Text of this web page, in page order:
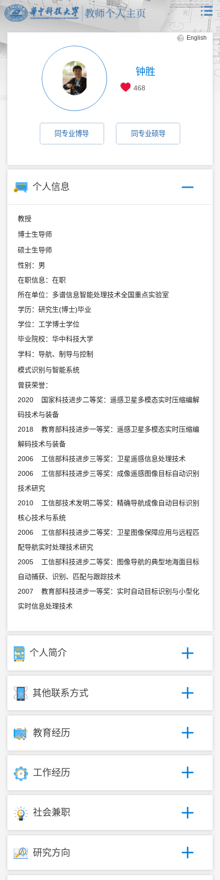
English
钟胜
468
同专业博导 同专业硕导
个人信息
教授
博士生导师
硕士生导师
性别：男
在职信息：在职
所在单位：多谱信息智能处理技术全国重点实验室
学历：研究生(博士)毕业
学位：工学博士学位
毕业院校：华中科技大学
学科：导航、制导与控制
模式识别与智能系统
曾获荣誉：
2020 国家科技进步二等奖：遥感卫星多模态实时压缩编解
码技术与装备
2018 教育部科技进步一等奖：遥感卫星多模态实时压缩编
解码技术与装备
2006 工信部科技进步三等奖：卫星遥感信息处理技术
2006 工信部科技进步三等奖：成像遥感图像目标自动识别
技术研究
2010 工信部技术发明二等奖：精确导航成像自动目标识别
核心技术与系统
2006 工信部科技进步二等奖：卫星图像保障应用与远程匹
配导航实时处理技术研究
2005 工信部科技进步二等奖：图像导航的典型地海面目标
自动捕获、识别、匹配与跟踪技术
2007 教育部科技进步一等奖：实时自动目标识别与小型化
实时信息处理技术
个人简介
其他联系方式
教育经历
工作经历
社会兼职
研究方向